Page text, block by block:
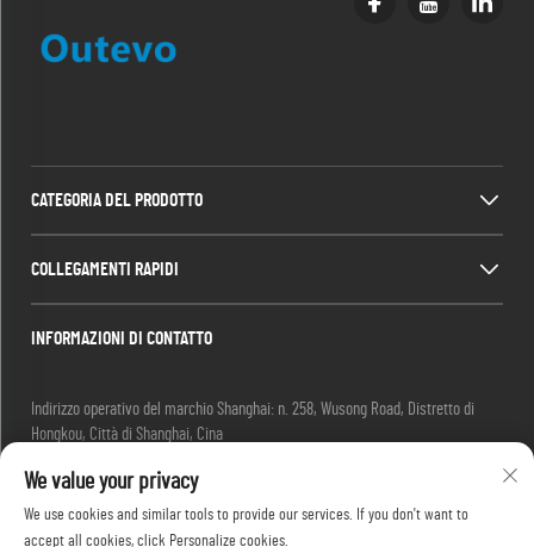
CATEGORIA DEL PRODOTTO
COLLEGAMENTI RAPIDI
INFORMAZIONI DI CONTATTO
Indirizzo operativo del marchio Shanghai: n. 258, Wusong Road, Distretto di
Hongkou, Città di Shanghai, Cina
Tel: +86-13280087620
Tel:+86-13280035385
Tel:+86-13280039195
We value your privacy
We use cookies and similar tools to provide our services. If you don't want to
accept all cookies, click Personalize cookies.